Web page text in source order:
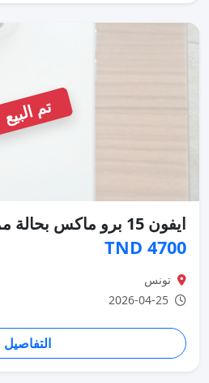
تم البيع
ايفون 15 برو ماكس بحالة ممتازة للبيع
4700 TND
تونس
التفاصيل